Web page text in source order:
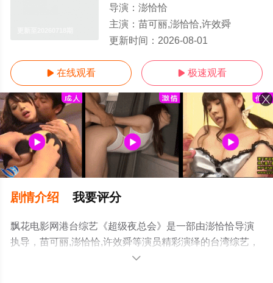
导演： 澎恰恰
主演： 苗可丽,澎恰恰,许效舜
更新时间： 2026-08-01
 在线观看  极速观看
剧情介绍 我要评分
飘花电影网港台综艺《超级夜总会》是一部由澎恰恰导演
执导，苗可丽,澎恰恰,许效舜等演员精彩演绎的台湾综艺，
手机免费观看高清未删减完整版综艺节目就上飘花影院，
